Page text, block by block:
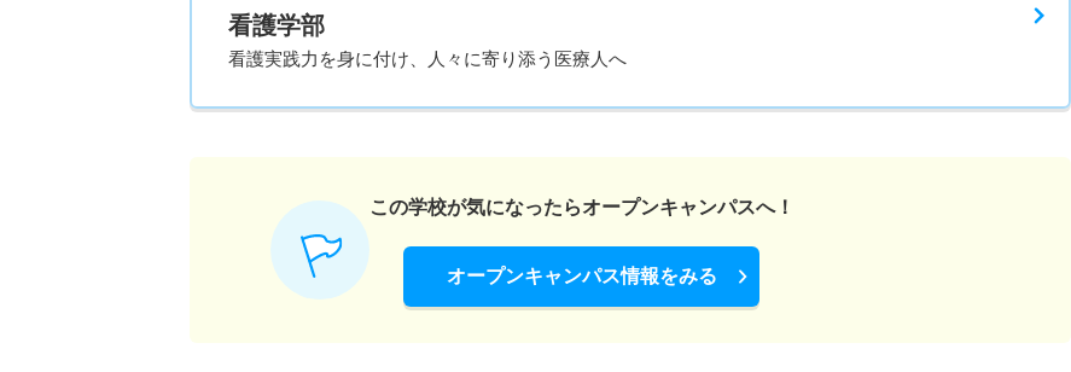
看護学部
看護実践力を身に付け、人々に寄り添う医療人へ
この学校が気になったらオープンキャンパスへ！
オープンキャンパス情報をみる